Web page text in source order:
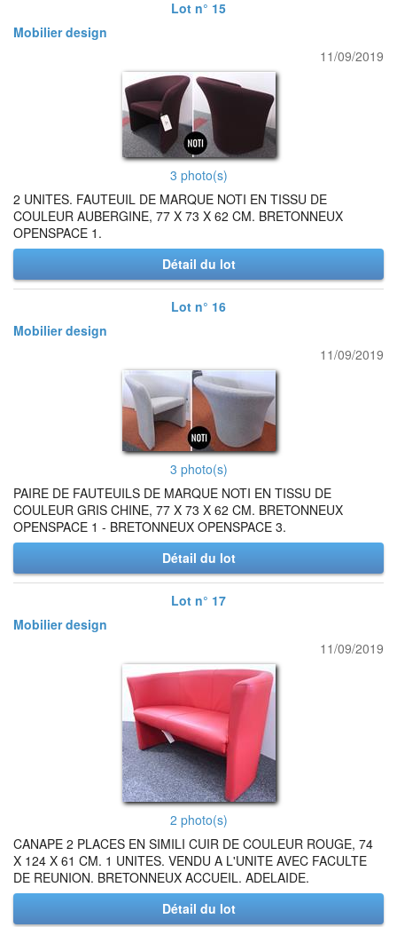
Lot n° 15
Mobilier design
11/09/2019
3 photo(s)
2 UNITES. FAUTEUIL DE MARQUE NOTI EN TISSU DE
COULEUR AUBERGINE, 77 X 73 X 62 CM. BRETONNEUX
OPENSPACE 1.
Détail du lot
Lot n° 16
Mobilier design
11/09/2019
3 photo(s)
PAIRE DE FAUTEUILS DE MARQUE NOTI EN TISSU DE
COULEUR GRIS CHINE, 77 X 73 X 62 CM. BRETONNEUX
OPENSPACE 1 - BRETONNEUX OPENSPACE 3.
Détail du lot
Lot n° 17
Mobilier design
11/09/2019
2 photo(s)
CANAPE 2 PLACES EN SIMILI CUIR DE COULEUR ROUGE, 74
X 124 X 61 CM. 1 UNITES. VENDU A L'UNITE AVEC FACULTE
DE REUNION. BRETONNEUX ACCUEIL. ADELAIDE.
Détail du lot